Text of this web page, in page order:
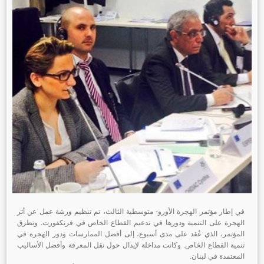
في إطار مؤتمر الهجرة الأورو- متوسطية الثالث، تم تنظيم ورشة عمل عن أثر
الهجرة على التنمية ودورها في تدعيم القطاع الخاص في فرنكفورت. وتطرق
المؤتمر، الذي عُقد على مدى أسبوع، إلى أفضل الممارسات ودور الهجرة في
تنمية القطاع الخاص. وكانت مداخلة لإيدال حول نقل المعرفة وأفضل الأساليب
المعتمدة في لبنان.